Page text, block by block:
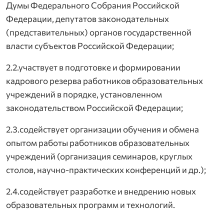
Думы Федерального Собрания Российской
Федерации, депутатов законодательных
(представительных) органов государственной
власти субъектов Российской Федерации;
2.2.участвует в подготовке и формировании
кадрового резерва работников образовательных
учреждений в порядке, установленном
законодательством Российской Федерации;
2.3.содействует организации обучения и обмена
опытом работы работников образовательных
учреждений (организация семинаров, круглых
столов, научно-практических конференций и др.);
2.4.содействует разработке и внедрению новых
образовательных программ и технологий.